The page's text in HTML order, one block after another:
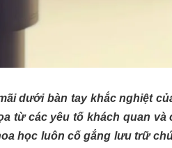
dưới bàn tay khắc nghiệt
từ các yêu tố khách quan
học luôn cố gắng lưu trữ